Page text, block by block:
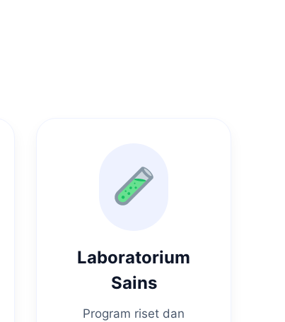
Laboratorium
Sains
Program riset dan